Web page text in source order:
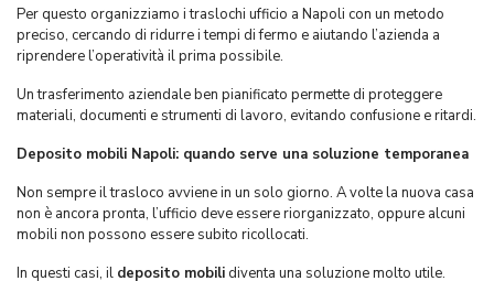
Per questo organizziamo i traslochi ufficio a Napoli con un metodo
preciso, cercando di ridurre i tempi di fermo e aiutando l’azienda a
riprendere l’operatività il prima possibile.
Un trasferimento aziendale ben pianificato permette di proteggere
materiali, documenti e strumenti di lavoro, evitando confusione e ritardi.
Deposito mobili Napoli: quando serve una soluzione temporanea
Non sempre il trasloco avviene in un solo giorno. A volte la nuova casa
non è ancora pronta, l’ufficio deve essere riorganizzato, oppure alcuni
mobili non possono essere subito ricollocati.
In questi casi, il deposito mobili diventa una soluzione molto utile.